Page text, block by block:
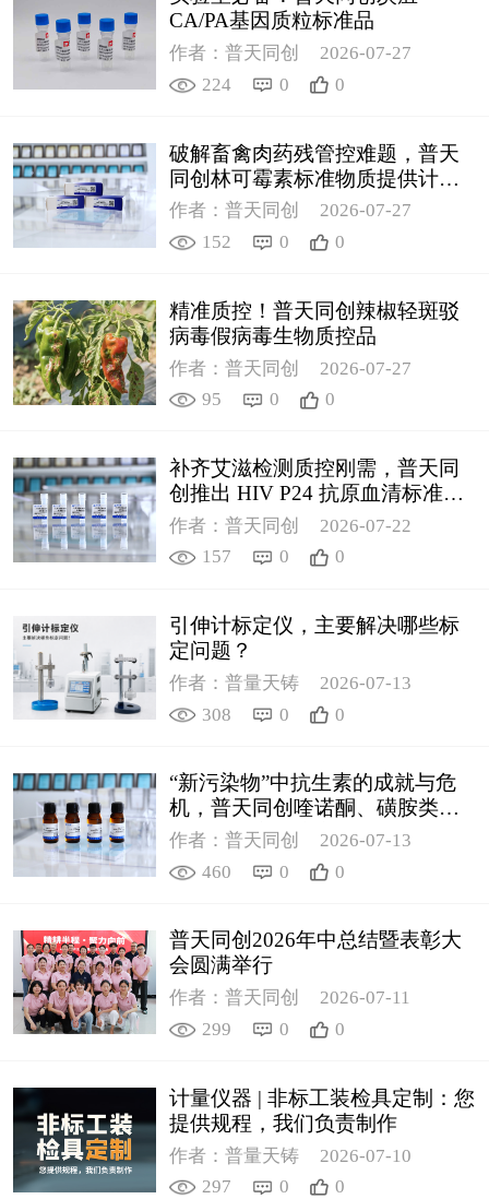
CA/PA基因质粒标准品
作者：普天同创
2026-07-27
224
0 0
破解畜禽肉药残管控难题，普天
同创林可霉素标准物质提供计量
支撑
作者：普天同创
2026-07-27
152
0 0
精准质控！普天同创辣椒轻斑驳
病毒假病毒生物质控品
作者：普天同创
2026-07-27
95
0 0
补齐艾滋检测质控刚需，普天同
创推出 HIV P24 抗原血清标准物
质
作者：普天同创
2026-07-22
157
0 0
引伸计标定仪，主要解决哪些标
定问题？
作者：普量天铸
2026-07-13
308
0 0
“新污染物”中抗生素的成就与危
机，普天同创喹诺酮、磺胺类质
控新品筑牢环境安全防线
作者：普天同创
2026-07-13
460
0 0
普天同创2026年中总结暨表彰大
会圆满举行
作者：普天同创
2026-07-11
299
0 0
计量仪器 | 非标工装检具定制：您
提供规程，我们负责制作
作者：普量天铸
2026-07-10
297
0 0